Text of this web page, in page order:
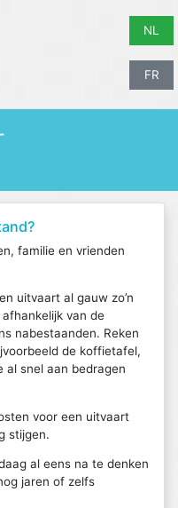
NL
FR
familie en vrienden
uitvaart al gauw zo’n
van de
nabestaanden. Reken
de koffietafel,
al snel aan bedragen
voor een uitvaart
stijgen.
al eens na te denken
jaren of zelfs